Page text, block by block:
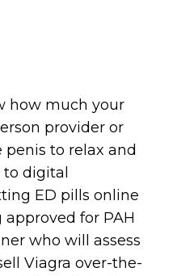
how much your
provider or
to relax and
digital
ED pills online
for PAH
who will assess
Viagra over-the-